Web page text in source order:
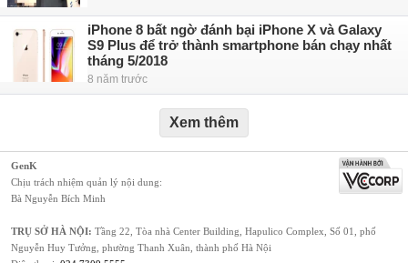
iPhone 8 bất ngờ đánh bại iPhone X và Galaxy
S9 Plus để trở thành smartphone bán chạy nhất
tháng 5/2018
8 năm trước
Xem thêm
GenK
Chịu trách nhiệm quản lý nội dung:
Bà Nguyễn Bích Minh
TRỤ SỞ HÀ NỘI: Tầng 22, Tòa nhà Center Building, Hapulico Complex, Số 01, phố
Nguyễn Huy Tưởng, phường Thanh Xuân, thành phố Hà Nội